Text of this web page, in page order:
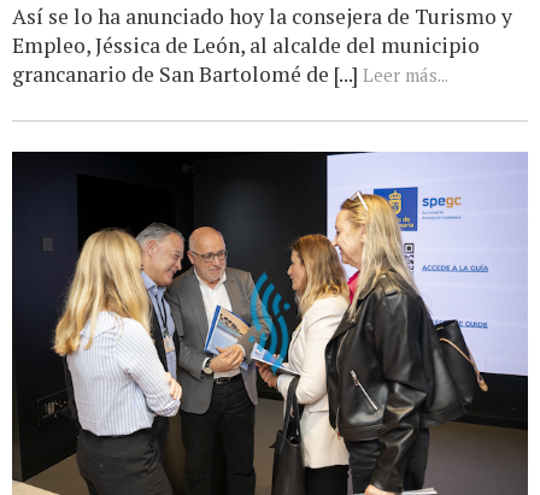
Así se lo ha anunciado hoy la consejera de Turismo y
Empleo, Jéssica de León, al alcalde del municipio
grancanario de San Bartolomé de [...] Leer más...